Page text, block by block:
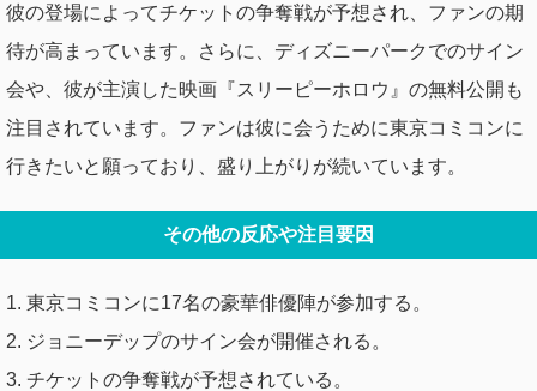
彼の登場によってチケットの争奪戦が予想され、ファンの期
待が高まっています。さらに、ディズニーパークでのサイン
会や、彼が主演した映画『スリーピーホロウ』の無料公開も
注目されています。ファンは彼に会うために東京コミコンに
行きたいと願っており、盛り上がりが続いています。
その他の反応や注目要因
1. 東京コミコンに17名の豪華俳優陣が参加する。
2. ジョニーデップのサイン会が開催される。
3. チケットの争奪戦が予想されている。